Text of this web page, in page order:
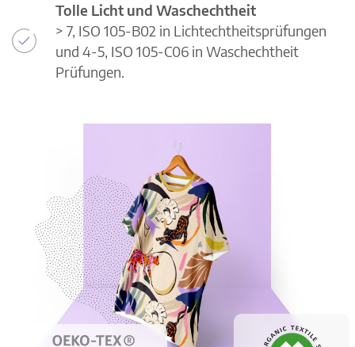
Tolle Licht und Waschechtheit
> 7, ISO 105-B02 in Lichtechtheitsprüfungen
und 4-5, ISO 105-C06 in Waschechtheit
Prüfungen.